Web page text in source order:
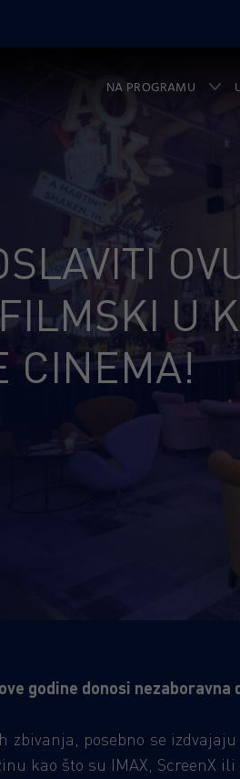
NA PROGRAMU
U
CINEMA!
godine donosi
zbivanja, posebno se
kao što su IMAX, ScreenX